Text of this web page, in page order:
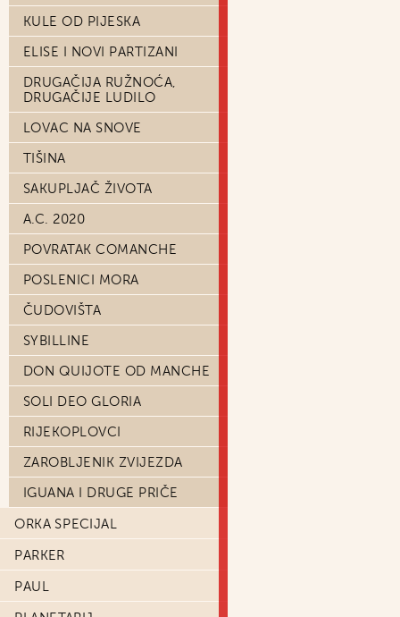
KULE OD PIJESKA
ELISE I NOVI PARTIZANI
DRUGAČIJA RUŽNOĆA,
DRUGAČIJE LUDILO
LOVAC NA SNOVE
TIŠINA
SAKUPLJAČ ŽIVOTA
A.C. 2020
POVRATAK COMANCHE
POSLENICI MORA
ČUDOVIŠTA
SYBILLINE
DON QUIJOTE OD MANCHE
SOLI DEO GLORIA
RIJEKOPLOVCI
ZAROBLJENIK ZVIJEZDA
IGUANA I DRUGE PRIČE
ORKA SPECIJAL
PARKER
PAUL